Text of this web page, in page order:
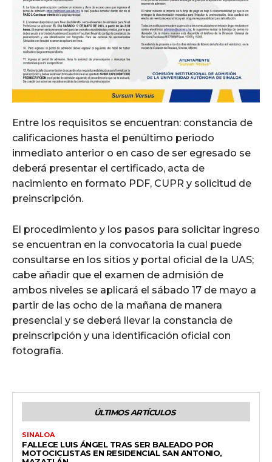
Entre los requisitos se encuentran: constancia de
calificaciones hasta el penúltimo periodo
inmediato anterior o en caso de ser egresado se
deberá presentar el certificado, acta de
nacimiento en formato PDF, CUPR y solicitud de
preinscripción.
El procedimiento y los pasos para solicitar ingreso
se encuentran en la convocatoria la cual puede
consultarse en los sitios y portal oficial de la UAS;
cabe añadir que el examen de admisión de
ambos niveles se aplicará el sábado 17 de mayo a
partir de las ocho de la mañana de manera
presencial y se deberá llevar la constancia de
preinscripción y una identificación oficial con
fotografía.
ÚLTIMOS ARTÍCULOS
SINALOA
FALLECE LUIS ÁNGEL TRAS SER BALEADO POR
MOTOCICLISTAS EN RESIDENCIAL SAN ANTONIO,